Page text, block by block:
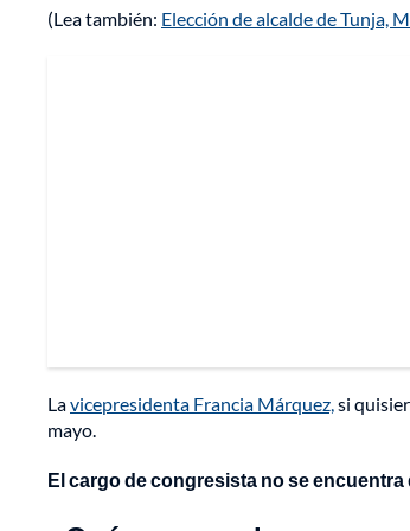
(Lea también: Elección de alcalde de Tunja,
Lavicepresidenta Francia Márquez,si
mayo.
El cargo de congresista no se